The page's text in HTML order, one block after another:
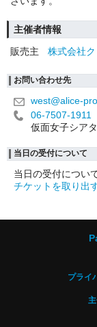
主催者情報
販売主
株式会社
お問い合わせ先
west@alice-
06-7507-1911
仮面女子シア
当日の受付について
当日の受付につい
チケットを取り出
プライ